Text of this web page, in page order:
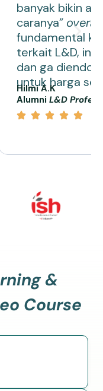
“oh gitu ya
buat
perez yaaa,
worth it
Batch 1
&
Course